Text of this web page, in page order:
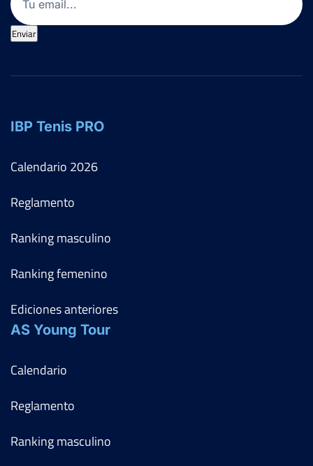
Enviar
IBP Tenis PRO
Calendario 2026
Reglamento
Ranking masculino
Ranking femenino
Ediciones anteriores
AS Young Tour
Calendario
Reglamento
Ranking masculino